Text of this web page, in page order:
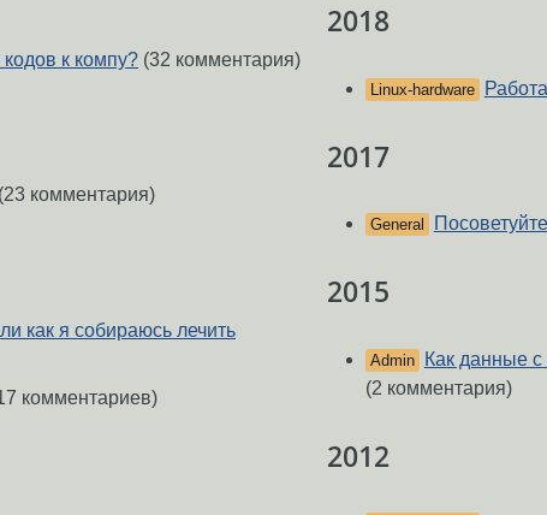
к компу? (32 комментария)
(23 комментария)
я собираюсь лечить
комментариев)
2018
Linux-hardware
2017
General
2015
Admin
Как данные
(2 комментария)
2012